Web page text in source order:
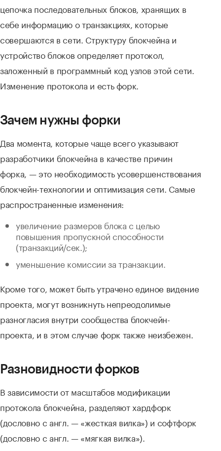
цепочка последовательных блоков, хранящих в
себе информацию о транзакциях, которые
совершаются в сети. Структуру блокчейна и
устройство блоков определяет протокол,
заложенный в программный код узлов этой сети.
Изменение протокола и есть форк.
Зачем нужны форки
Два момента, которые чаще всего указывают
разработчики блокчейна в качестве причин
форка, — это необходимость усовершенствования
блокчейн-технологии и оптимизация сети. Самые
распространенные изменения:
увеличение размеров блока с целью
повышения пропускной способности
(транзакций/сек.);
уменьшение комиссии за транзакции.
Кроме того, может быть утрачено единое видение
проекта, могут возникнуть непреодолимые
разногласия внутри сообщества блокчейн-
проекта, и в этом случае форк также неизбежен.
Разновидности форков
В зависимости от масштабов модификации
протокола блокчейна, разделяют хардфорк
(дословно с англ. — «жесткая вилка») и софтфорк
(дословно с англ. — «мягкая вилка»).